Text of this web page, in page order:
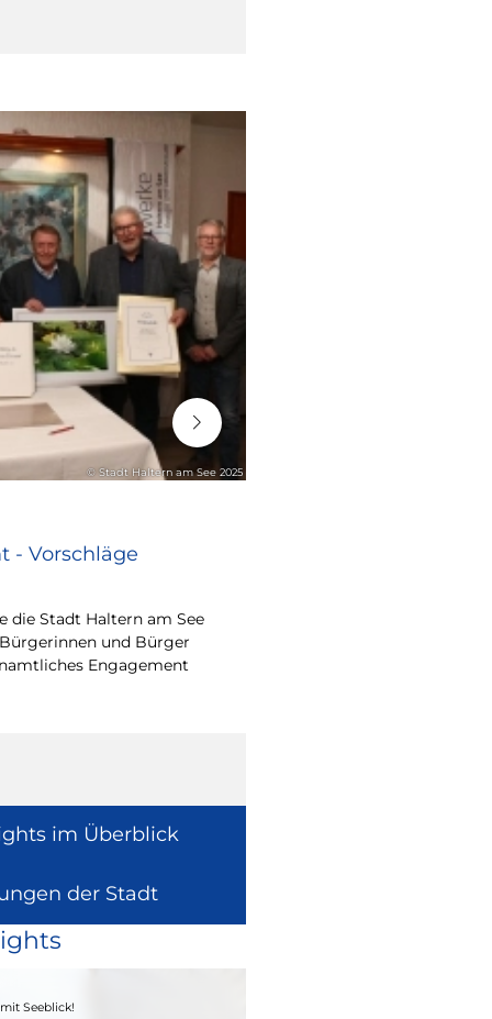
© Stadt Haltern am See 2025
- Vorschläge
die Stadt Haltern am See
und Bürger
Engagement
im Überblick
der Stadt
Seeblick!